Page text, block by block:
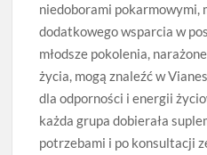
niedoborami pokarmowymi,
dodatkowego wsparcia w
młodsze pokolenia,
życia, mogą znaleźć w
dla odporności i energii
każda grupa dobierała
potrzebami i po konsultacji